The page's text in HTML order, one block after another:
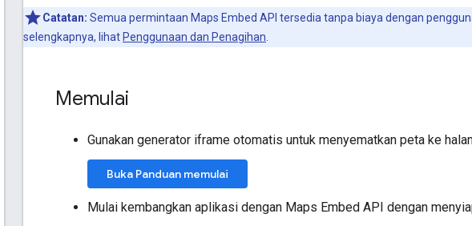
Catatan: Semua permintaan Maps Embed API tersedia tanpa biaya dengan
selengkapnya, lihat Penggunaan dan Penagihan
Memulai
Gunakan generator iframe otomatis untuk menyematkan peta ke
Buka Panduan memulai
Mulai kembangkan aplikasi dengan Maps Embed API dengan